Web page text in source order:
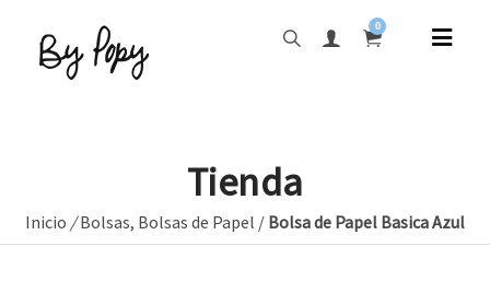
0
Tienda
Inicio /Bolsas, Bolsas de Papel / Bolsa de Papel Basica Azul